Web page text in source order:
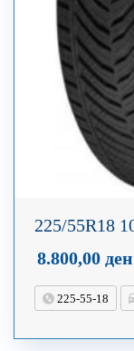
225/55R18
8.800,00 ден
225-55-18